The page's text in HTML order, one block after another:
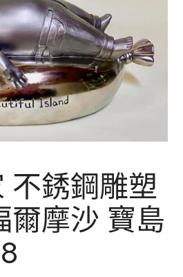
不銹鋼雕塑
爾摩沙 寶島